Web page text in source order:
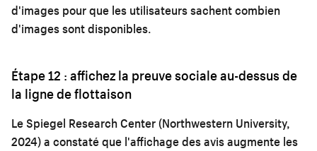
d'images pour que les utilisateurs sachent combien
d'images sont disponibles.
Étape 12 : affichez la preuve sociale au-dessus de
la ligne de flottaison
Le Spiegel Research Center (Northwestern University,
2024) a constaté que l'affichage des avis augmente les